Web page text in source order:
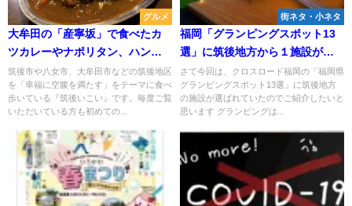
グルメ
大牟田の「産寧坂」で食べたカ
ツカレーやナポリタン、ハンバ
ーグランチやミルクセーキのご
紹介
筑後市や八女市、大牟田市などの筑後地区
を「幸福に空腹を満たす」をテーマに食べ
歩いている『筑後いこい』です。毎度ご覧
いただいている方も初めての...
街ネタ・小ネタ
福岡「グランピングスポット13
選」に筑後地方から１施設が選
出されてる！（2026年4月）
さて今回は、クロスロード福岡の「福岡県
グランピングスポット13選」に筑後地方
の施設が選ばれていたのでご紹介したいと
思います グランピングは...